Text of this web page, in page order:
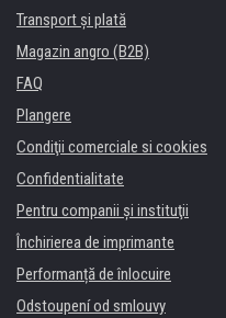
Transport şi plată
Magazin angro (B2B)
FAQ
Plangere
Condiţii comerciale si cookies
Confidentialitate
Pentru companii și instituţii
Închirierea de imprimante
Performanță de înlocuire
Odstoupení od smlouvy